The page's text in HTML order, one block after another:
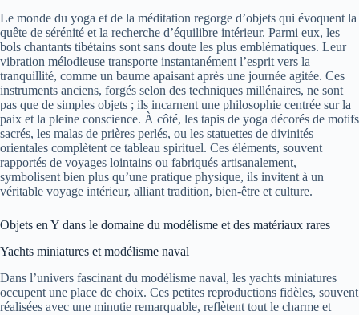
Le monde du yoga et de la méditation regorge d’objets qui évoquent la
quête de sérénité et la recherche d’équilibre intérieur. Parmi eux, les
bols chantants tibétains sont sans doute les plus emblématiques. Leur
vibration mélodieuse transporte instantanément l’esprit vers la
tranquillité, comme un baume apaisant après une journée agitée. Ces
instruments anciens, forgés selon des techniques millénaires, ne sont
pas que de simples objets ; ils incarnent une philosophie centrée sur la
paix et la pleine conscience. À côté, les tapis de yoga décorés de motifs
sacrés, les malas de prières perlés, ou les statuettes de divinités
orientales complètent ce tableau spirituel. Ces éléments, souvent
rapportés de voyages lointains ou fabriqués artisanalement,
symbolisent bien plus qu’une pratique physique, ils invitent à un
véritable voyage intérieur, alliant tradition, bien-être et culture.
Objets en Y dans le domaine du modélisme et des matériaux rares
Yachts miniatures et modélisme naval
Dans l’univers fascinant du modélisme naval, les yachts miniatures
occupent une place de choix. Ces petites reproductions fidèles, souvent
réalisées avec une minutie remarquable, reflètent tout le charme et